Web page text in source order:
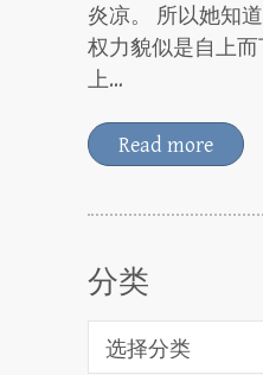
炎凉。 所以她知
权力貌似是自上
上…
Read more
分类